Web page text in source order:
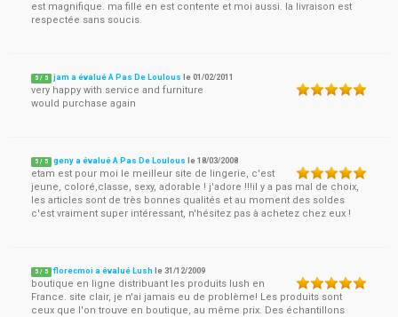
est magnifique. ma fille en est contente et moi aussi. la livraison est
respectée sans soucis.
5 / 5 jam a évalué A Pas De Loulous le01/02/2011
very happy with service and furniture
would purchase again
5 / 5 geny a évalué A Pas De Loulous le18/03/2008
etam est pour moi le meilleur site de lingerie, c'est
jeune, coloré,classe, sexy, adorable ! j'adore !!!il y a pas mal de choix,
les articles sont de très bonnes qualités et au moment des soldes
c'est vraiment super intéressant, n'hésitez pas à achetez chez eux !
5 / 5 florecmoi a évalué Lush le31/12/2009
boutique en ligne distribuant les produits lush en
France. site clair, je n'ai jamais eu de problème! Les produits sont
ceux que l'on trouve en boutique, au même prix. Des échantillons